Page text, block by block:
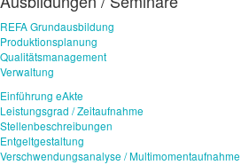
REFA Grundausbildung
Produktionsplanung
Qualitätsmanagement
Verwaltung
Einführung eAkte
Leistungsgrad / Zeitaufnahme
Stellenbeschreibungen
Entgeltgestaltung
Verschwendungsanalyse / Multimomentaufnahme